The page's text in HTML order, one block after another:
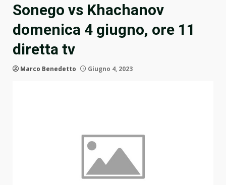
Sonego vs Khachanov
domenica 4 giugno, ore 11
diretta tv
Marco Benedetto Giugno 4, 2023